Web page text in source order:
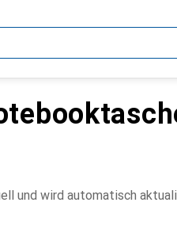
und wird automatisch